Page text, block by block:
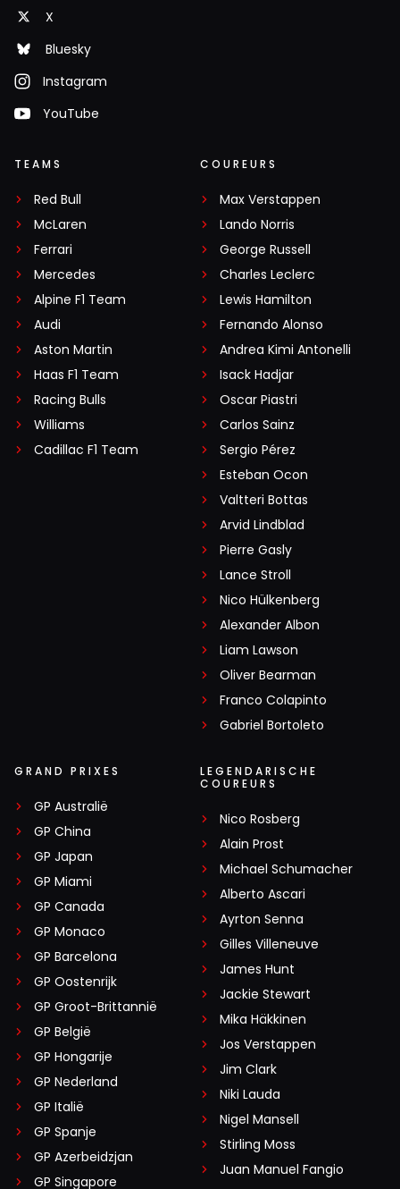
X
Bluesky
Instagram
YouTube
TEAMS
Red Bull
McLaren
Ferrari
Mercedes
Alpine F1 Team
Audi
Aston Martin
Haas F1 Team
Racing Bulls
Williams
Cadillac F1 Team
COUREURS
Max Verstappen
Lando Norris
George Russell
Charles Leclerc
Lewis Hamilton
Fernando Alonso
Andrea Kimi Antonelli
Isack Hadjar
Oscar Piastri
Carlos Sainz
Sergio Pérez
Esteban Ocon
Valtteri Bottas
Arvid Lindblad
Pierre Gasly
Lance Stroll
Nico Hülkenberg
Alexander Albon
Liam Lawson
Oliver Bearman
Franco Colapinto
Gabriel Bortoleto
GRAND PRIXES
GP Australië
GP China
GP Japan
GP Miami
GP Canada
GP Monaco
GP Barcelona
GP Oostenrijk
GP Groot-Brittannië
GP België
GP Hongarije
GP Nederland
GP Italië
GP Spanje
GP Azerbeidzjan
GP Singapore
LEGENDARISCHE
COUREURS
Nico Rosberg
Alain Prost
Michael Schumacher
Alberto Ascari
Ayrton Senna
Gilles Villeneuve
James Hunt
Jackie Stewart
Mika Häkkinen
Jos Verstappen
Jim Clark
Niki Lauda
Nigel Mansell
Stirling Moss
Juan Manuel Fangio